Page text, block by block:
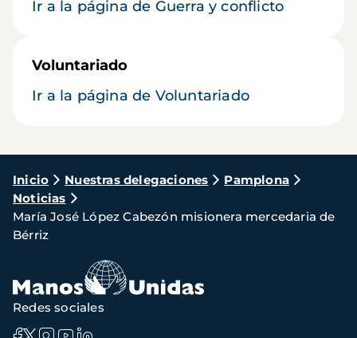
Ir a la página de Guerra y conflicto
Voluntariado
Ir a la página de Voluntariado
Ruta
de
navegación
Inicio Nuestras delegaciones
Pamplona
Noticias
María José López Cabezón misionera mercedaria de
Bérriz
Redes sociales